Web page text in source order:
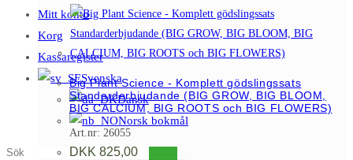
Mitt konto
Korg
Kassaregister
Svenska
Dansk
Norsk bokmål
Sök
Big Plant Science - Komplett gödslingssats
Standarderbjudande (BIG GROW, BIG BLOOM,
BIG CALCIUM, BIG ROOTS och BIG FLOWERS)
Art.nr: 26055
DKK 825,00